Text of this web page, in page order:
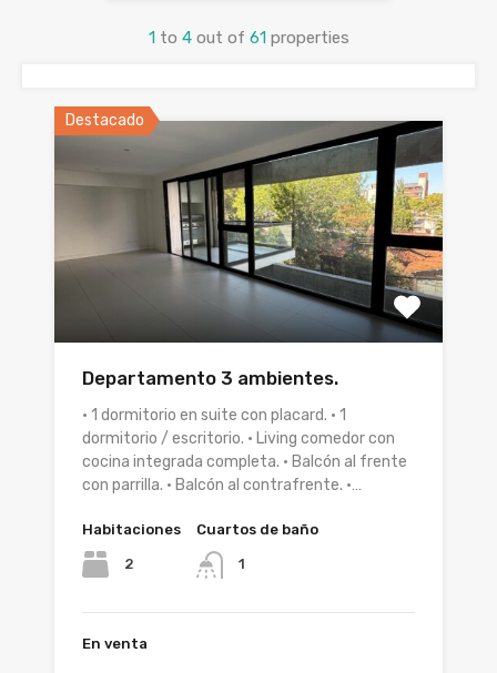
1 to 4 out of 61 properties
Destacado
Departamento 3 ambientes.
• 1 dormitorio en suite con placard. • 1
dormitorio / escritorio. • Living comedor con
cocina integrada completa. • Balcón al frente
con parrilla. • Balcón al contrafrente. •…
Habitaciones
2
Cuartos de baño
1
En venta